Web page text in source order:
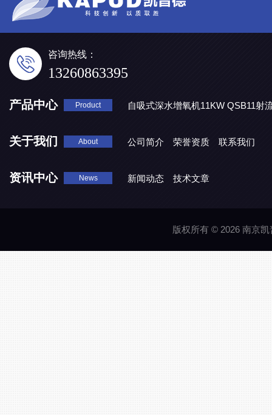
咨询热线：
13260863395
产品中心 Product
自吸式深水增氧机11KW QSB11射
关于我们 About 公司简介 荣誉资质 联系我们
资讯中心 News 新闻动态 技术文章
版权所有 © 2026 南京